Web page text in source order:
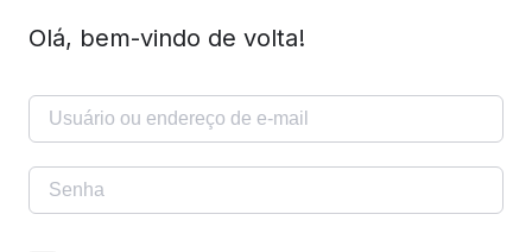
Olá, bem-vindo de volta!